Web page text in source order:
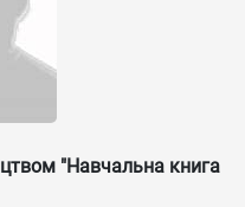
"Навчальна книга